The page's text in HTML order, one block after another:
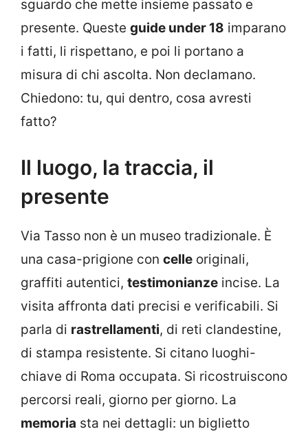
sguardo che mette insieme passato e
presente. Queste guide under 18 imparano
i fatti, li rispettano, e poi li portano a
misura di chi ascolta. Non declamano.
Chiedono: tu, qui dentro, cosa avresti
fatto?
Il luogo, la traccia, il
presente
Via Tasso non è un museo tradizionale. È
una casa-prigione con celle originali,
graffiti autentici, testimonianze incise. La
visita affronta dati precisi e verificabili. Si
parla di rastrellamenti, di reti clandestine,
di stampa resistente. Si citano luoghi-
chiave di Roma occupata. Si ricostruiscono
percorsi reali, giorno per giorno. La
memoria sta nei dettagli: un biglietto